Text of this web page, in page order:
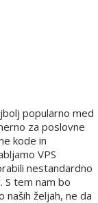
popularno med
za poslovne
kode in
VPS
nestandardno
S tem nam bo
željah, ne da